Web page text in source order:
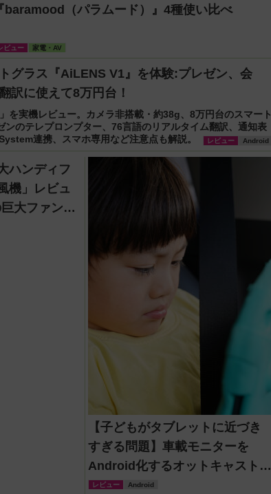
『baramood（パラムード）』4種使い比べ
ビュー 家電・AV
グラス『AiLENS V1』を体験:プレゼン、会
訳に使えて8万円台！
を実機レビュー。カメラ非搭載・約38g、8万円台のスマート
ンのテレプロンプター、76言語のリアルタイム翻訳、通知表
連携、スマホ専用など注意点も解説。
レビュー Android
ハンディフ
機」レビュ
大ファンで
【子どもがタブレットに近づき
すぎる問題】車載モニターを
Android化するオットキャスト
「OTTOAIBOX P3 Pro」を試し
レビュー Android